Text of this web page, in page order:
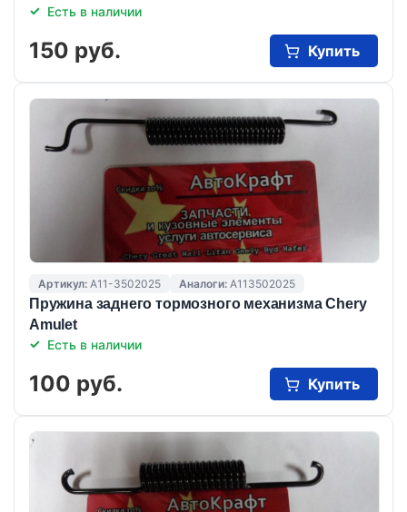
Есть в наличии
150 руб. Купить
Артикул: A11-3502025 Аналоги: A113502025
Пружина заднего тормозного механизма Chery
Amulet
Есть в наличии
100 руб. Купить